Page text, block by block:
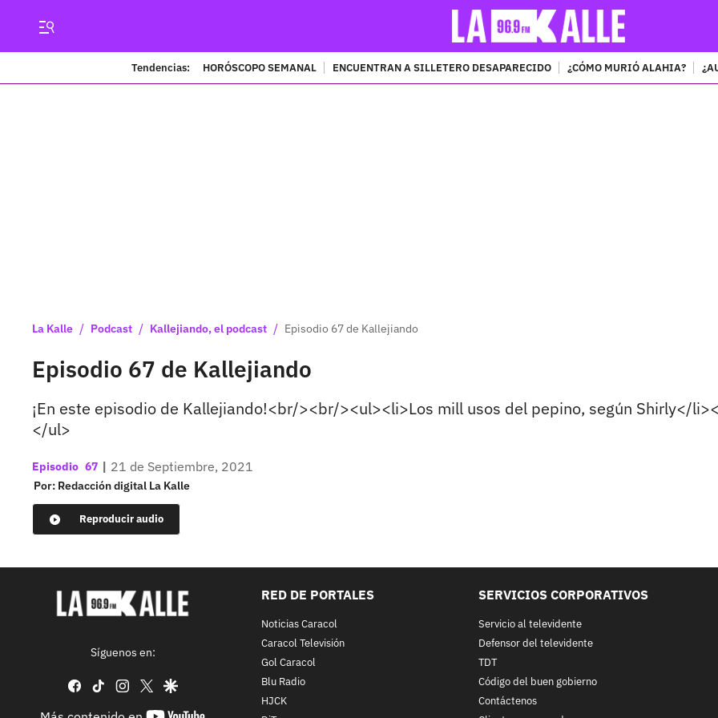
Tendencias: HORÓSCOPO SEMANAL ENCUENTRAN A SILLETERO DESAPARECIDO ¿CÓMO MURIÓ ALAHIA?
La Kalle / Podcast / Kallejiando, el podcast / Episodio 67 de Kallejiando
Episodio 67 de Kallejiando
¡En este episodio de Kallejiando!<br/><br/><ul><li>Los mill usos del pepino, según Shirly</
</ul>
67 | 21 de Septiembre, 2021
Por: Redacción digital La Kalle
Reproducir audio
Síguenos en:
facebook
tiktok instagram
twittergoogle
RED DE PORTALES
Noticias Caracol
Caracol Televisión
Gol Caracol
Blu Radio
HJCK
SERVICIOS CORPORATIVOS
Servicio al televidente
Defensor del televidente
TDT
Código del buen gobierno
Contáctenos